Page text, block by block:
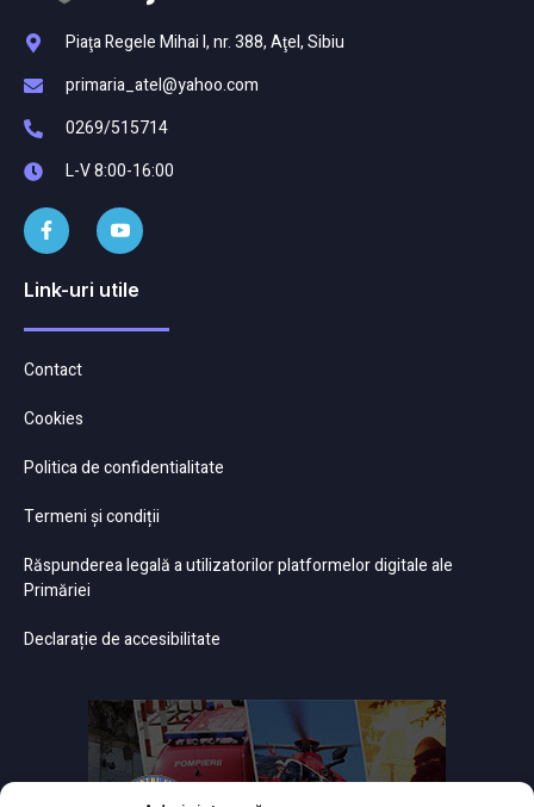
Piaţa Regele Mihai I, nr. 388, Aţel, Sibiu
primaria_atel@yahoo.com
0269/515714
L-V 8:00-16:00
Link-uri utile
Contact
Cookies
Politica de confidentialitate
Termeni și condiții
Răspunderea legală a utilizatorilor platformelor digitale ale
Primăriei
Declarație de accesibilitate